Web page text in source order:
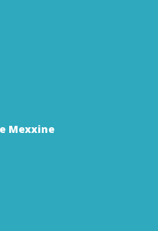
Mexxine